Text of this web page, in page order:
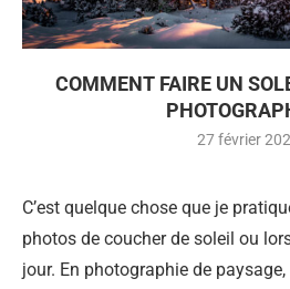
COMMENT FAIRE UN
27 février
C’est quelque chose que je
photos de coucher de soleil ou
jour. En photographie de